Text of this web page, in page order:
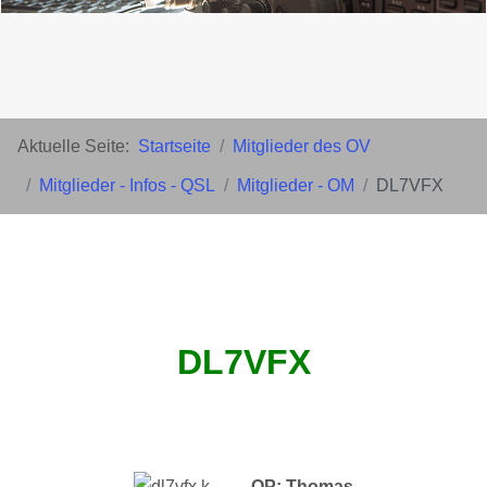
Aktuelle Seite: Startseite Mitglieder des OV
Mitglieder - Infos - QSL Mitglieder - OM DL7VFX
DL7VFX